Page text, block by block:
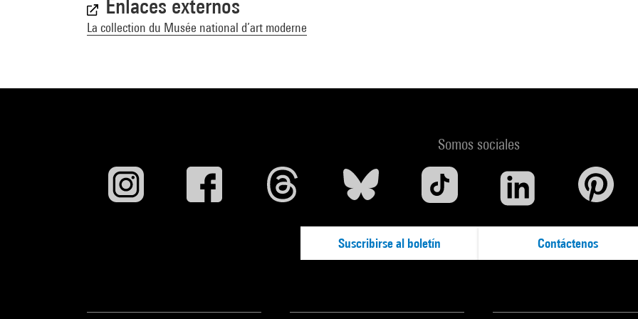
Voir la notice sur le portail de la Bibliothèque Kandinsky
Enlaces externos
La collection du Musée national d’art moderne
Somos sociales
Suscribirse al boletín Contáctenos